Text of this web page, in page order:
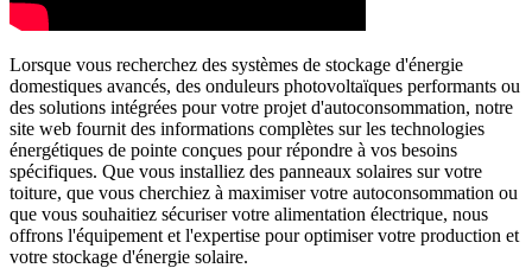
Lorsque vous recherchez des systèmes de stockage d'énergie
domestiques avancés, des onduleurs photovoltaïques performants ou
des solutions intégrées pour votre projet d'autoconsommation, notre
site web fournit des informations complètes sur les technologies
énergétiques de pointe conçues pour répondre à vos besoins
spécifiques. Que vous installiez des panneaux solaires sur votre
toiture, que vous cherchiez à maximiser votre autoconsommation ou
que vous souhaitiez sécuriser votre alimentation électrique, nous
offrons l'équipement et l'expertise pour optimiser votre production et
votre stockage d'énergie solaire.